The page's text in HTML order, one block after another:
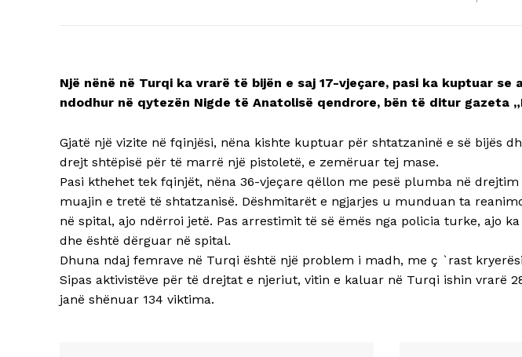
Një nënë në Turqi ka vrarë të bijën e saj 17-vjeçare, pasi ka kuptuar se
ndodhur në qytezën Nigde të Anatolisë qendrore, bën të ditur gazeta
Gjatë një vizite në fqinjësi, nëna kishte kuptuar për shtatzaninë e së bijës
drejt shtëpisë për të marrë një pistoletë, e zemëruar tej mase.
Pasi kthehet tek fqinjët, nëna 36-vjeçare qëllon me pesë plumba në drejtim
muajin e tretë të shtatzanisë. Dëshmitarët e ngjarjes u munduan ta
në spital, ajo ndërroi jetë. Pas arrestimit të së ëmës nga policia turke, ajo
dhe është dërguar në spital.
Dhuna ndaj femrave në Turqi është një problem i madh, me ç `rast
Sipas aktivistëve për të drejtat e njeriut, vitin e kaluar në Turqi ishin vrarë
janë shënuar 134 viktima.